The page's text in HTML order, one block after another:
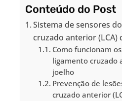
Conteúdo do Post
Sistema de sensores
cruzado anterior (LCA)
Como funcionam
ligamento cruzado
joelho
Prevenção de
cruzado anterior